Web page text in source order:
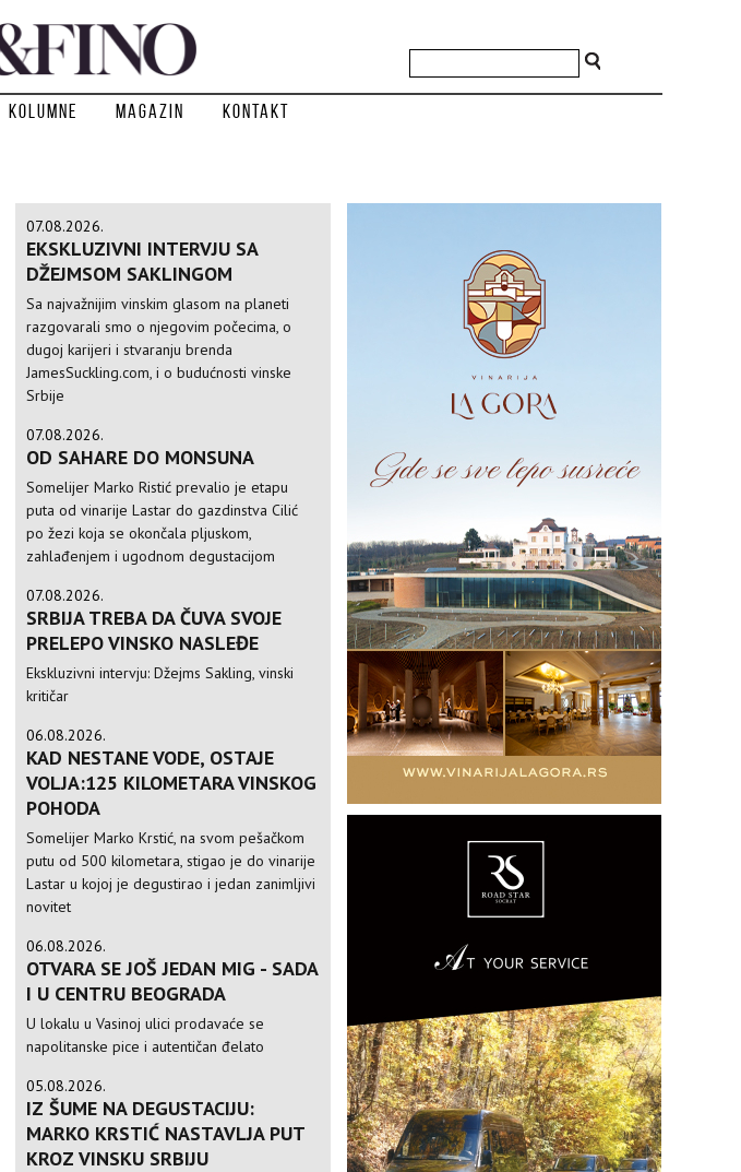
Kolumne Magazin Kontakt
07.08.2026.
EKSKLUZIVNI INTERVJU SA
DŽEJMSOM SAKLINGOM
Sa najvažnijim vinskim glasom na planeti
razgovarali smo o njegovim počecima, o
dugoj karijeri i stvaranju brenda
JamesSuckling.com, i o budućnosti vinske
Srbije
07.08.2026.
OD SAHARE DO MONSUNA
Somelijer Marko Ristić prevalio je etapu
puta od vinarije Lastar do gazdinstva Cilić
po žezi koja se okončala pljuskom,
zahlađenjem i ugodnom degustacijom
07.08.2026.
SRBIJA TREBA DA ČUVA SVOJE
PRELEPO VINSKO NASLEĐE
Ekskluzivni intervju: Džejms Sakling, vinski
kritičar
06.08.2026.
KAD NESTANE VODE, OSTAJE
VOLJA:125 KILOMETARA VINSKOG
POHODA
Somelijer Marko Krstić, na svom pešačkom
putu od 500 kilometara, stigao je do vinarije
Lastar u kojoj je degustirao i jedan zanimljivi
novitet
06.08.2026.
OTVARA SE JOŠ JEDAN MIG - SADA
I U CENTRU BEOGRADA
U lokalu u Vasinoj ulici prodavaće se
napolitanske pice i autentičan đelato
05.08.2026.
IZ ŠUME NA DEGUSTACIJU:
MARKO KRSTIĆ NASTAVLJA PUT
KROZ VINSKU SRBIJU